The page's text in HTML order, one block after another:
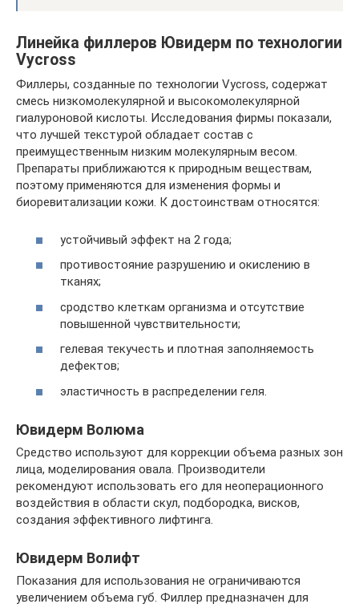
Линейка филлеров Ювидерм по технологии
Vycross
Филлеры, созданные по технологии Vycross, содержат
смесь низкомолекулярной и высокомолекулярной
гиалуроновой кислоты. Исследования фирмы показали,
что лучшей текстурой обладает состав с
преимущественным низким молекулярным весом.
Препараты приближаются к природным веществам,
поэтому применяются для изменения формы и
биоревитализации кожи. К достоинствам относятся:
устойчивый эффект на 2 года;
противостояние разрушению и окислению в
тканях;
сродство клеткам организма и отсутствие
повышенной чувствительности;
гелевая текучесть и плотная заполняемость
дефектов;
эластичность в распределении геля.
Ювидерм Волюма
Средство используют для коррекции объема разных зон
лица, моделирования овала. Производители
рекомендуют использовать его для неоперационного
воздействия в области скул, подбородка, висков,
создания эффективного лифтинга.
Ювидерм Волифт
Показания для использования не ограничиваются
увеличением объема губ. Филлер предназначен для